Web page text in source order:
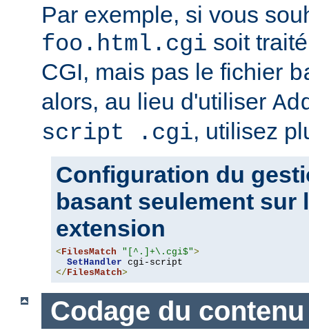
Par exemple, si vous
foo.html.cgi soit
CGI, mais pas le fichier
alors, au lieu d'utiliser
script .cgi, utilisez
Configuration du
basant seulement sur
extension
< FilesMatch "[^.]+\.cgi$">
SetHandler
</ FilesMatch>
Codage du contenu